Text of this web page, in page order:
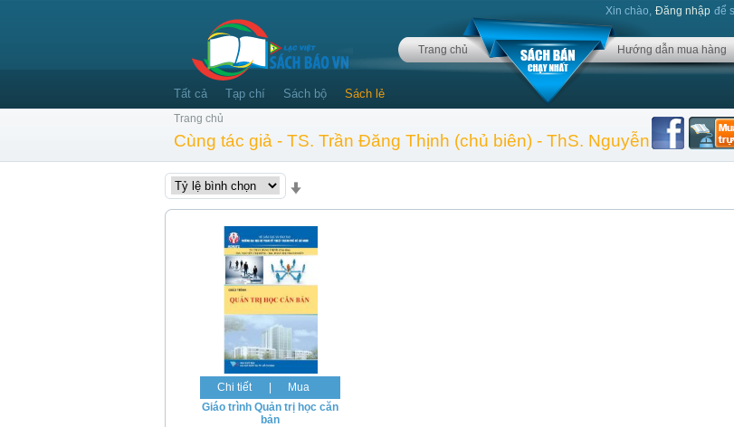
Xin chào, Đăng nhập để
Trang chủ Hướng dẫn mua hàng
Tất cả Tạp chí Sách bộ Sách lẻ
Trang chủ
Cùng tác giả - TS. Trần Đăng Thịnh (chủ biên) - ThS. Nguyễn Thị
Chi tiết
Mua
Giáo trình Quản trị học căn
bản